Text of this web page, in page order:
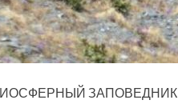
ЗАПОВЕДНИК